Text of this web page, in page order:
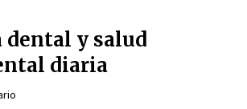
dental y salud
diaria